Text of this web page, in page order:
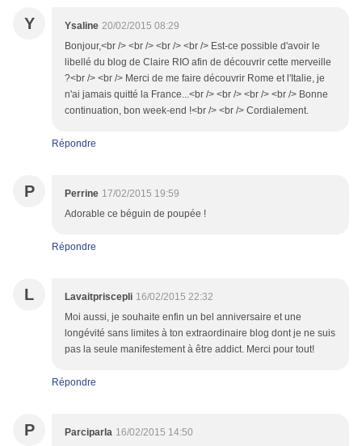
Y Ysaline 20/02/2015 08:29
Bonjour,<br /> <br /> <br /> <br /> Est-ce possible d'avoir le
libellé du blog de Claire RIO afin de découvrir cette merveille
?<br /> <br /> Merci de me faire découvrir Rome et l'Italie, je
n'ai jamais quitté la France...<br /> <br /> <br /> <br /> Bonne
continuation, bon week-end !<br /> <br /> Cordialement.
Répondre
P Perrine 17/02/2015 19:59
Adorable ce béguin de poupée !
Répondre
L Lavaitpriscepli 16/02/2015 22:32
Moi aussi, je souhaite enfin un bel anniversaire et une
longévité sans limites à ton extraordinaire blog dont je ne suis
pas la seule manifestement à être addict. Merci pour tout!
Répondre
P Parciparla 16/02/2015 14:50